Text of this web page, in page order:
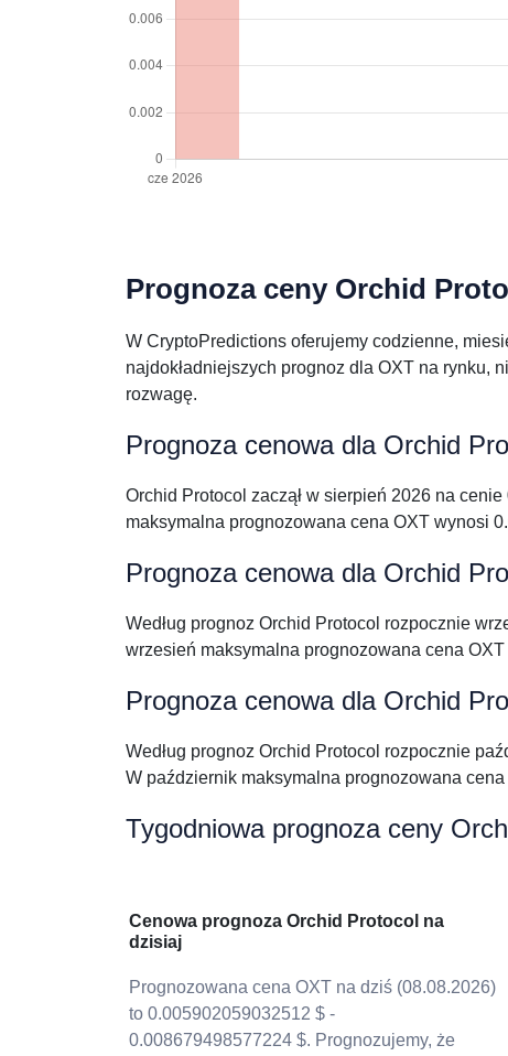
Prognoza ceny Orchid
W CryptoPredictions oferujemy codzienne,
najdokładniejszych prognoz dla OXT na rynku,
rozwagę.
Prognoza cenowa dla Orchid
Orchid Protocol zaczął w sierpień 2026 na
maksymalna prognozowana cena OXT wynosi
Prognoza cenowa dla Orchid
Według prognoz Orchid Protocol rozpocznie
wrzesień maksymalna prognozowana cena
Prognoza cenowa dla Orchid
Według prognoz Orchid Protocol rozpocznie
W październik maksymalna prognozowana
Tygodniowa prognoza ceny
Cenowa prognoza Orchid Protocol na
dzisiaj
Prognozowana cena OXT na dziś (08.08.2026)
to 0.005902059032512 $ -
0.008679498577224 $. Prognozujemy, że